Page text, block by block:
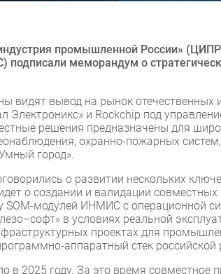
промышленной России»
меморандум о
видят вывод на рынок отечественных
Электроникс» и Rockchip под
решения предназначены для
охранно-пожарных
город».
о развитии нескольких
о создании и валидации
SOM-модулей ИНМИС с операционной
в условиях реальной
проектах для
аппаратный стек российской
в 2025 году. За это время совместное